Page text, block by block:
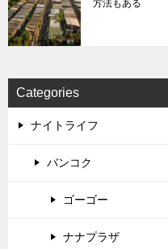
方法もある
Categories
ナイトライフ
バンコク
ゴーゴー
ナナプラザ